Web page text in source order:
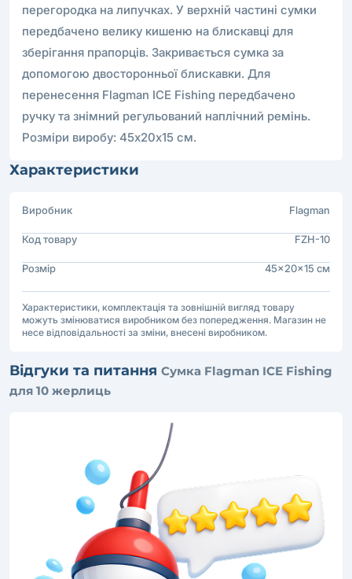
перегородка на липучках. У верхній частині сумки
передбачено велику кишеню на блискавці для
зберігання прапорців. Закривається сумка за
допомогою двосторонньої блискавки. Для
перенесення Flagman ICE Fishing передбачено
ручку та знімний регульований наплічний ремінь.
Розміри виробу: 45х20х15 см.
Характеристики
Виробник Flagman
Код товару FZH-10
Розмір 45x20x15 см
Характеристики, комплектація та зовнішній вигляд товару
можуть змінюватися виробником без попередження. Магазин не
несе відповідальності за зміни, внесені виробником.
Відгуки та питання Сумка Flagman ICE Fishing
для 10 жерлиць